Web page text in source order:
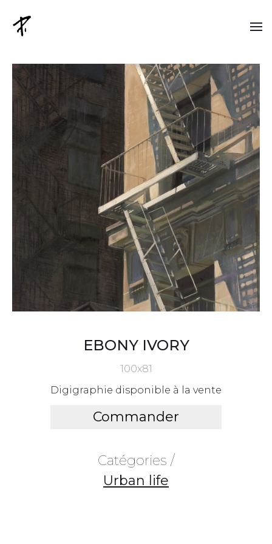
EBONY IVORY
100x81
Digigraphie disponible à la vente
Commander
Catégories /
Urban life